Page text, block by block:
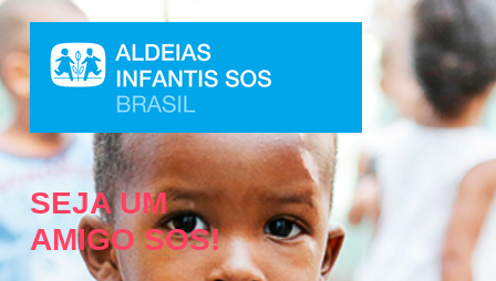
SEJA UM
AMIGO SOS!